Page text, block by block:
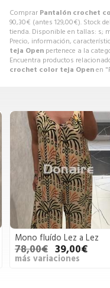
Comprar Pantalón crochet
90,30€ (antes 129,00€). Stock
tienda. Disponible en tallas: s;
Precio, información,
teja Open pertenece a la
Encuentra productos
crochet color teja Openen
Mono fluído Lez a Lez
78,00€ 39,00€
más variaciones